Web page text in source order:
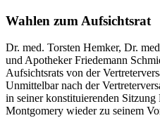
Wahlen zum Aufsichtsrat
Dr. med. Torsten Hemker, Dr.
und Apotheker Friedemann
Aufsichtsrats von der
Unmittelbar nach der
in seiner konstituierenden
Montgomery wieder zu seinem